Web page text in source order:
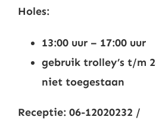
Leden
Holes:
13:00 uur – 17:00 uur
gebruik trolley’s t/m
niet toegestaan
Receptie: 06-12020232 /